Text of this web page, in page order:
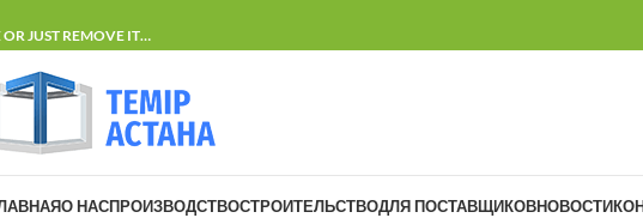
OR JUST REMOVE IT…
О НАСПРОИЗВОДСТВОСТРОИТЕЛЬСТВОДЛЯ ПОСТАВЩИКОВНОВОСТИ